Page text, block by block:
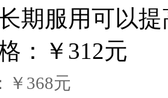
期服用可以
：
￥312元
￥368元